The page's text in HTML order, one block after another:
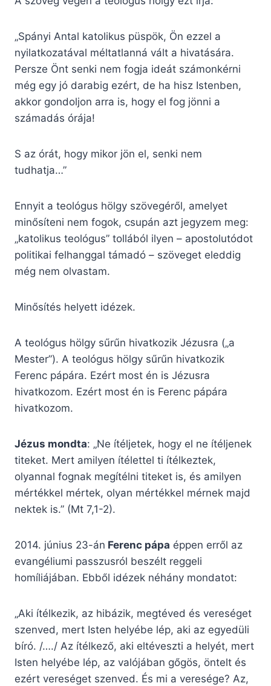
„Spányi Antal katolikus püspök, Ön ezzel a
nyilatkozatával méltatlanná vált a hivatására.
Persze Önt senki nem fogja ideát számonkérni
még egy jó darabig ezért, de ha hisz Istenben,
akkor gondoljon arra is, hogy el fog jönni a
számadás órája!
S az órát, hogy mikor jön el, senki nem
tudhatja…”
Ennyit a teológus hölgy szövegéről, amelyet
minősíteni nem fogok, csupán azt jegyzem meg:
„katolikus teológus” tollából ilyen – apostolutódot
politikai felhanggal támadó – szöveget eleddig
még nem olvastam.
Minősítés helyett idézek.
A teológus hölgy sűrűn hivatkozik Jézusra („a
Mester”). A teológus hölgy sűrűn hivatkozik
Ferenc pápára. Ezért most én is Jézusra
hivatkozom. Ezért most én is Ferenc pápára
hivatkozom.
Jézus mondta: „Ne ítéljetek, hogy el ne ítéljenek
titeket. Mert amilyen ítélettel ti ítélkeztek,
olyannal fognak megítélni titeket is, és amilyen
mértékkel mértek, olyan mértékkel mérnek majd
nektek is.” (Mt 7,1-2).
2014. június 23-án Ferenc pápa éppen erről az
evangéliumi passzusról beszélt reggeli
homíliájában. Ebből idézek néhány mondatot:
„Aki ítélkezik, az hibázik, megtéved és vereséget
szenved, mert Isten helyébe lép, aki az egyedüli
bíró. /…./ Az ítélkező, aki eltéveszti a helyét, mert
Isten helyébe lép, az valójában gőgös, öntelt és
ezért vereséget szenved. És mi a veresége? Az,